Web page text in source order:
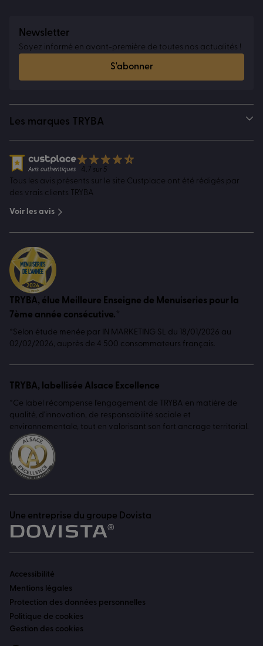
Newsletter
Soyez informé en avant-première de toutes nos actualités !
S'abonner
Les marques TRYBA
4.7 sur 5
Tous les avis présents sur le site Custplace ont été rédigés par
des vrais clients TRYBA
Voir les avis
TRYBA, élue Meilleure Enseigne de Menuiseries pour la
7ème année consécutive.*
*Selon étude menée par IN MARKETING SL du 18/01/2026 au
02/02/2026, auprès de 4 500 consommateurs français.
TRYBA, labellisée Alsace Excellence
*Ce label récompense l'engagement de TRYBA en matière de
qualité, d'innovation, de responsabilité sociale et
environnementale, tout en valorisant son fort ancrage territorial.
Une entreprise du groupe Dovista
Accessibilité
Mentions légales
Protection des données personnelles
Politique de cookies
Gestion des cookies